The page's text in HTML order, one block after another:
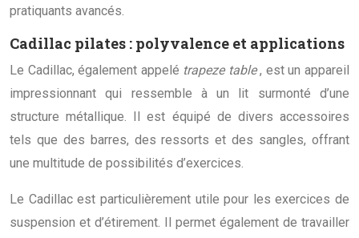
pratiquants avancés.
Cadillac pilates : polyvalence et applications
Le Cadillac, également appelé trapeze table, est un appareil
impressionnant qui ressemble à un lit surmonté d’une
structure métallique. Il est équipé de divers accessoires
tels que des barres, des ressorts et des sangles, offrant
une multitude de possibilités d’exercices.
Le Cadillac est particulièrement utile pour les exercices de
suspension et d’étirement. Il permet également de travailler